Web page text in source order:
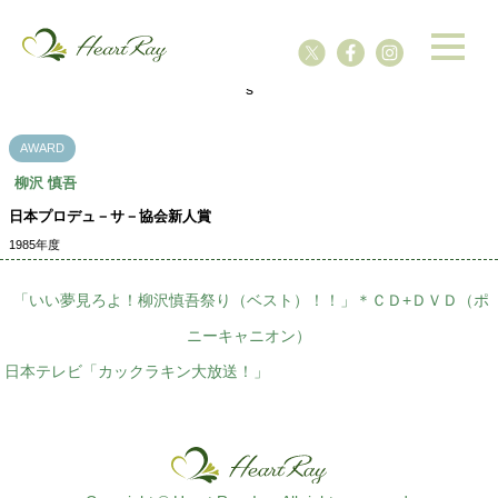
s
AWARD
柳沢 慎吾
日本プロデュ－サ－協会新人賞
1985年度
「いい夢見ろよ！柳沢慎吾祭り（ベスト）！！」＊ＣＤ+ＤＶＤ（ポ
ニーキャニオン）
日本テレビ「カックラキン大放送！」